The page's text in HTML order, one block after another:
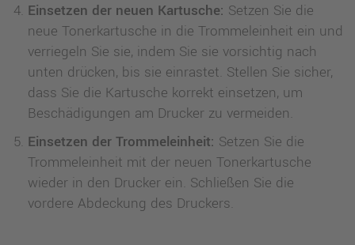
Einsetzen der neuen Kartusche: Setzen Sie die
neue Tonerkartusche in die Trommeleinheit ein und
verriegeln Sie sie, indem Sie sie vorsichtig nach
unten drücken, bis sie einrastet. Stellen Sie sicher,
dass Sie die Kartusche korrekt einsetzen, um
Beschädigungen am Drucker zu vermeiden.
Einsetzen der Trommeleinheit: Setzen Sie die
Trommeleinheit mit der neuen Tonerkartusche
wieder in den Drucker ein. Schließen Sie die
vordere Abdeckung des Druckers.